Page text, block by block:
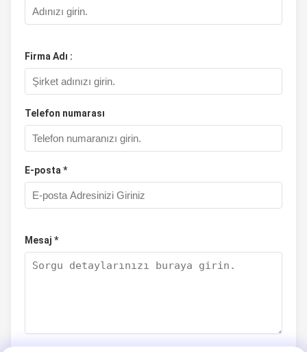
Firma Adı :
Telefon numarası
E-posta *
Mesaj *